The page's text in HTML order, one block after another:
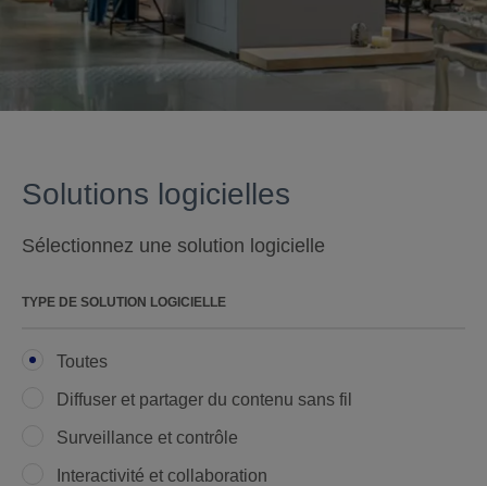
Solutions logicielles
Sélectionnez une solution logicielle
TYPE DE SOLUTION LOGICIELLE
Toutes
Diffuser et partager du contenu sans fil
Surveillance et contrôle
Interactivité et collaboration